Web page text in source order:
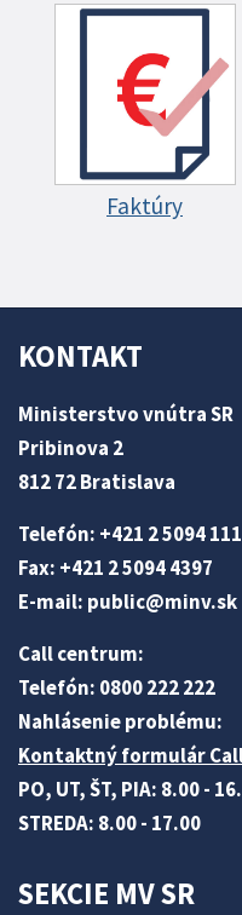
Faktúry
KONTAKT
Ministerstvo vnútra SR
Pribinova 2
812 72 Bratislava
Telefón: +421 2 5094
Fax: +421 2 5094 4397
E-mail: public@minv.sk
Call centrum:
Telefón: 0800 222 222
Nahlásenie problému:
Kontaktný formulár Call
PO, UT, ŠT, PIA: 8.00 -
STREDA: 8.00 - 17.00
SEKCIE MV SR